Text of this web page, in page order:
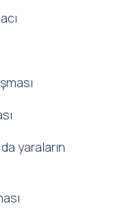
yaraların